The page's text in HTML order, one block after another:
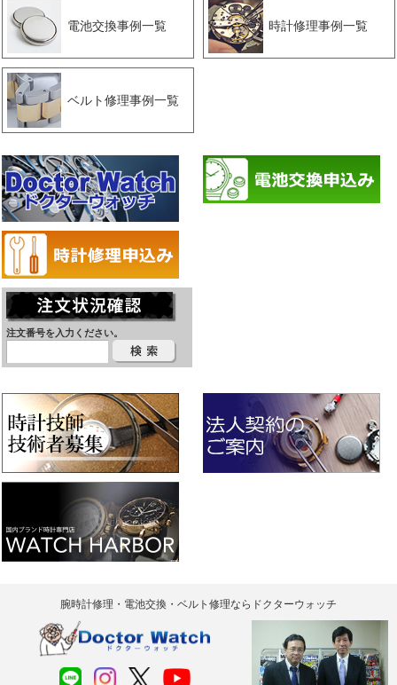
電池交換事例一覧 時計修理事例一覧
ベルト修理事例一覧
注文番号を入力ください。
腕時計修理・電池交換・ベルト修理ならドクターウォッチ